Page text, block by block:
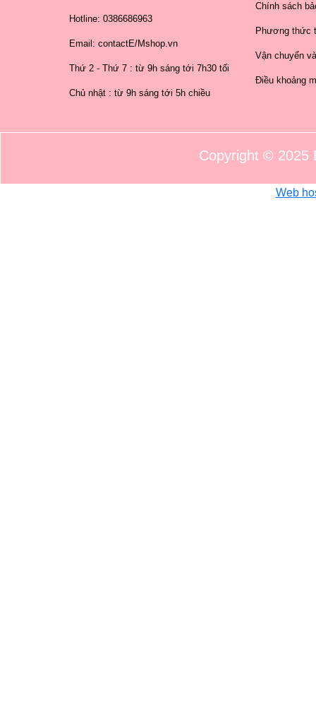
Hotline: 0386686963
Email: contactE/Mshop.vn
Thứ 2 - Thứ 7 : từ 9h sáng tới 7h30 tối
Chủ nhật : từ 9h sáng tới 5h chiều
Chính sách
Phương thức
Vận chuyển
Điều khoảng
Copyright © 2025
Web